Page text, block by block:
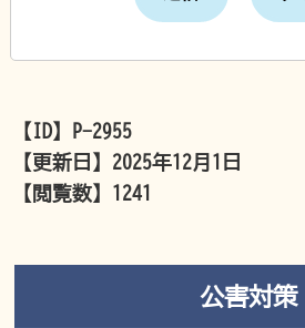
【ID】
P-2955
【更新日】 2025年12月1日
【閲覧数】 1241
公害対策